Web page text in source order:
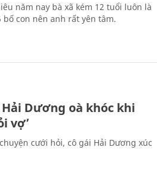
năm nay bà xã kém 12 tuổi luôn là
con nên anh rất yên tâm.
Dương oà khóc khi
vợ’
cưới hỏi, cô gái Hải Dương xúc